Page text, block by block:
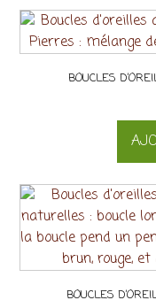
BOUCLES
BOUCLES